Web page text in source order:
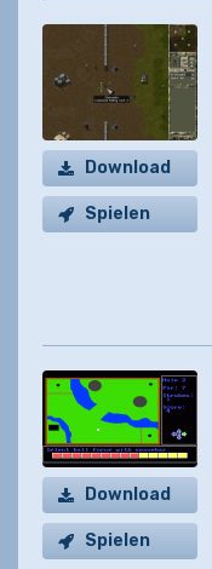
Download
Spielen
Download
Spielen